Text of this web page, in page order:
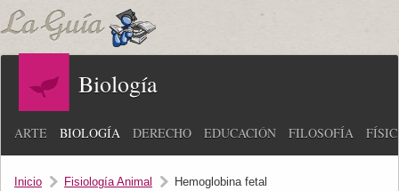
Biología
ARTE BIOLOGÍA DERECHO EDUCACIÓN FILOSOFÍA
Inicio Fisiología Animal Hemoglobina fetal